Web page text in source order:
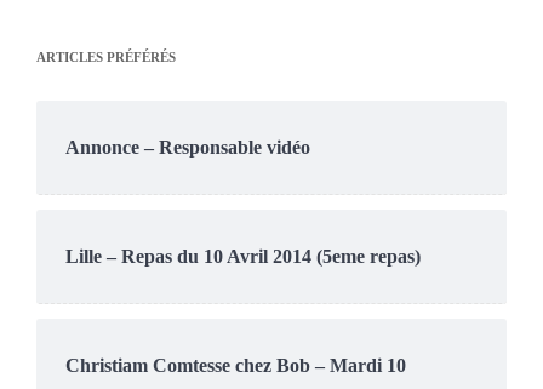
ARTICLES PRÉFÉRÉS
Annonce – Responsable vidéo
Lille – Repas du 10 Avril 2014 (5eme repas)
Christiam Comtesse chez Bob – Mardi 10